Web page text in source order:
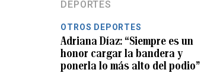
DEPORTES
OTROS DEPORTES
Adriana Díaz: “Siempre es un
honor cargar la bandera y
ponerla lo más alto del podio”